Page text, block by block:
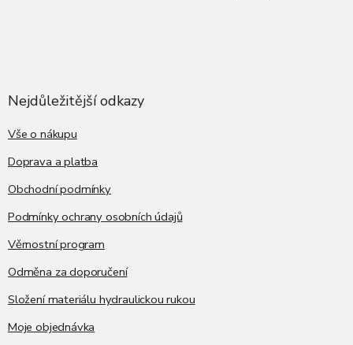
Nejdůležitější odkazy
Vše o nákupu
Doprava a platba
Obchodní podmínky
Podmínky ochrany osobních údajů
Věrnostní program
Odměna za doporučení
Složení materiálu hydraulickou rukou
Moje objednávka